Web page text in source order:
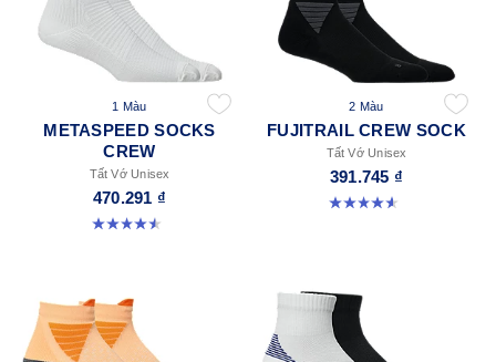
1 Màu
METASPEED SOCKS
CREW
Tất Vớ Unisex
470.291 ₫
4.5 trong số 5 sao. 52 đánh giá
2 Màu
FUJITRAIL CREW SOCK
Tất Vớ Unisex
391.745 ₫
4.6 trong số 5 sao. 18 đánh giá